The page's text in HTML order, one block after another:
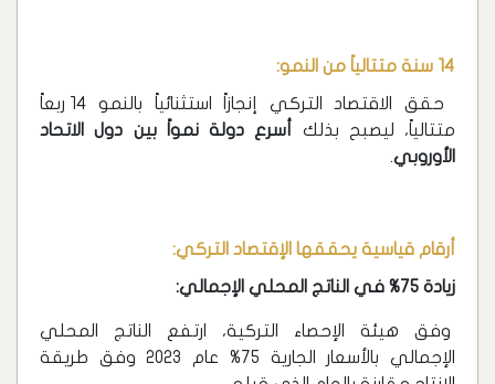
14 سنة متتالياً من النمو:
حقق الاقتصاد التركي إنجازاً استثنائياً بالنمو 14 ربعاً
متتالياً، ليصبح بذلك
أسرع دولة نمواً بين دول الاتحاد
الأوروبي.
أرقام قياسية يحققها الإقتصاد التركي:
زيادة 75% في الناتج المحلي الإجمالي:
وفق هيئة الإحصاء التركية، ارتفع الناتج المحلي
الإجمالي بالأسعار الجارية 75% عام 2023 وفق طريقة